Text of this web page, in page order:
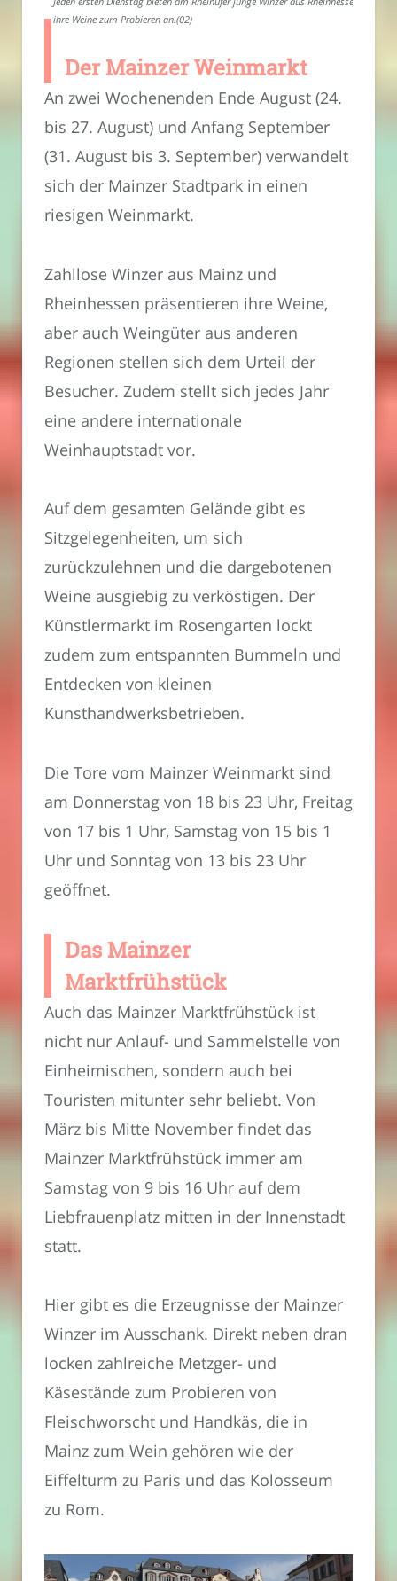
ihre Weine zum Probieren an.(02)
Der Mainzer Weinmarkt
An zwei Wochenenden Ende August (24.
bis 27. August) und Anfang September
(31. August bis 3. September) verwandelt
sich der Mainzer Stadtpark in einen
riesigen Weinmarkt.
Zahllose Winzer aus Mainz und
Rheinhessen präsentieren ihre Weine,
aber auch Weingüter aus anderen
Regionen stellen sich dem Urteil der
Besucher. Zudem stellt sich jedes Jahr
eine andere internationale
Weinhauptstadt vor.
Auf dem gesamten Gelände gibt es
Sitzgelegenheiten, um sich
zurückzulehnen und die dargebotenen
Weine ausgiebig zu verköstigen. Der
Künstlermarkt im Rosengarten lockt
zudem zum entspannten Bummeln und
Entdecken von kleinen
Kunsthandwerksbetrieben.
Die Tore vom Mainzer Weinmarkt sind
am Donnerstag von 18 bis 23 Uhr, Freitag
von 17 bis 1 Uhr, Samstag von 15 bis 1
Uhr und Sonntag von 13 bis 23 Uhr
geöffnet.
Das Mainzer
Marktfrühstück
Auch das Mainzer Marktfrühstück ist
nicht nur Anlauf- und Sammelstelle von
Einheimischen, sondern auch bei
Touristen mitunter sehr beliebt. Von
März bis Mitte November findet das
Mainzer Marktfrühstück immer am
Samstag von 9 bis 16 Uhr auf dem
Liebfrauenplatz mitten in der Innenstadt
statt.
Hier gibt es die Erzeugnisse der Mainzer
Winzer im Ausschank. Direkt neben dran
locken zahlreiche Metzger- und
Käsestände zum Probieren von
Fleischworscht und Handkäs, die in
Mainz zum Wein gehören wie der
Eiffelturm zu Paris und das Kolosseum
zu Rom.